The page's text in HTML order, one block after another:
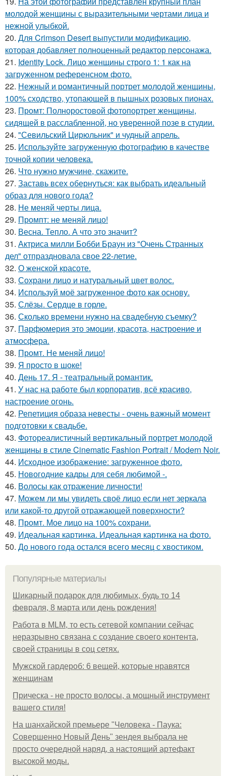
молодой женщины с выразительными чертами лица и
нежной улыбкой.
20. Для Crimson Desert выпустили модификацию,
которая добавляет полноценный редактор персонажа.
21. Identity Lock. Лицо женщины строго 1: 1 как на
загруженном референсном фото.
22. Нежный и романтичный портрет молодой женщины,
100% сходство, утопающей в пышных розовых пионах.
23. Промт: Полноростовой фотопортрет женщины,
сидящей в расслабленной, но уверенной позе в студии.
24. "Севильский Цирюльник" и чудный апрель.
25. Используйте загруженную фотографию в качестве
точной копии человека.
26. Что нужно мужчине, скажите.
27. Заставь всех обернуться: как выбрать идеальный
образ для нового года?
28. Не меняй черты лица.
29. Промпт: не меняй лицо!
30. Весна. Тепло. А что это значит?
31. Актриса милли Бобби Браун из "Очень Странных
дел" отпраздновала свое 22-летие.
32. О женской красоте.
33. Сохрани лицо и натуральный цвет волос.
34. Используй моё загруженное фото как основу.
35. Слёзы. Сердце в горле.
36. Сколько времени нужно на свадебную съемку?
37. Парфюмерия это эмоции, красота, настроение и
атмосфера.
38. Промт. Не меняй лицо!
39. Я просто в шоке!
40. День 17. Я - театральный романтик.
41. У нас на работе был корпоратив, всё красиво,
настроение огонь.
42. Репетиция образа невесты - очень важный момент
подготовки к свадьбе.
43. Фотореалистичный вертикальный портрет молодой
женщины в стиле Cinematic Fashion Portrait / Modern Noir.
44. Исходное изображение: загруженное фото.
45. Новогодние кадры для себя любимой -.
46. Волосы как отражение личности!
47. Можем ли мы увидеть своё лицо если нет зеркала
или какой-то другой отражающей поверхности?
48. Промт. Мое лицо на 100% сохрани.
49. Идеальная картинка. Идеальная картинка на фото.
50. До нового года остался всего месяц с хвостиком.
Популярные материалы
Шикарный подарок для любимых, будь то 14
февраля, 8 марта или день рождения!
Работа в MLM, то есть сетевой компании сейчас
неразрывно связана с создание своего контента,
своей страницы в соц сетях.
Мужской гардероб: 6 вещей, которые нравятся
женщинам
Прическа - не просто волосы, а мощный инструмент
вашего стиля!
На шанхайской премьере "Человека - Паука:
Совершенно Новый День" зендея выбрала не
просто очередной наряд, а настоящий артефакт
высокой моды.